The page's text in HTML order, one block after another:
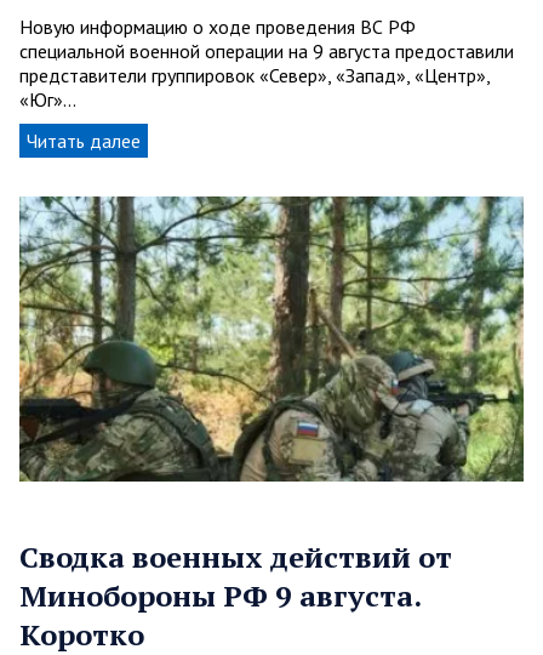
Новую информацию о ходе проведения ВС РФ
специальной военной операции на 9 августа предоставили
представители группировок «Север», «Запад», «Центр»,
«Юг»…
Читать далее
Сводка военных действий от
Минобороны РФ 9 августа.
Коротко